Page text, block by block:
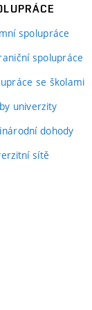
spolupráce
spolupráce
se školami
univerzity
dohody
sítě